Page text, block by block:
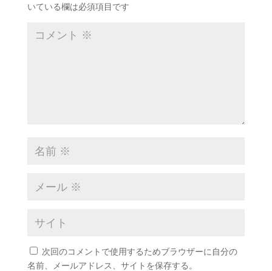
いている欄は必須項目です
次回のコメントで使用するためブラウザーに自分の
名前、メールアドレス、サイトを保存する。